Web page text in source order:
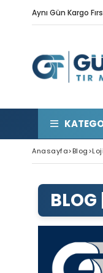
Aynı Gün Kargo
Anasayfa>Blog>